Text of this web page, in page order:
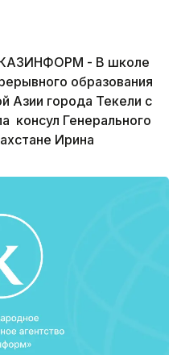
- В школе
образования
Азии города Текели с
консул Генерального
Ирина